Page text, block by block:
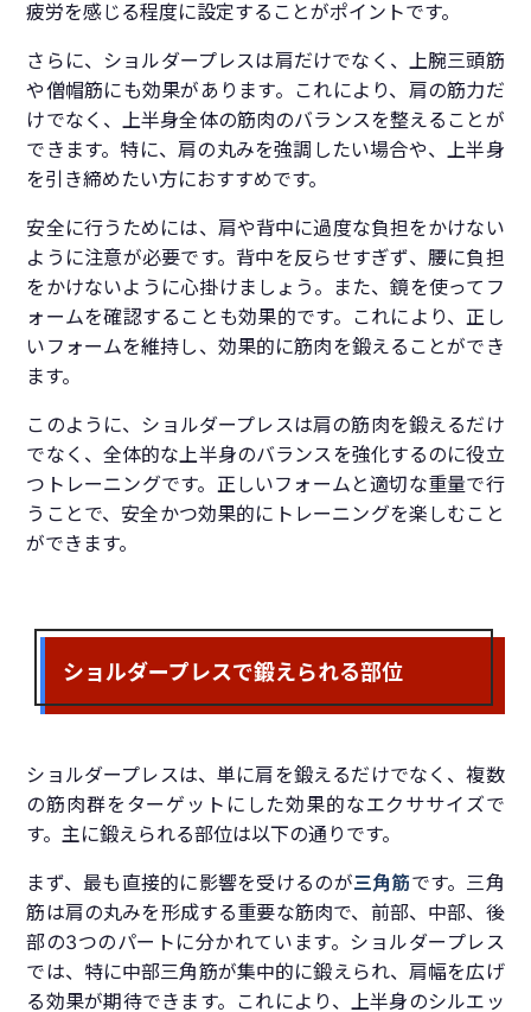
疲労を感じる程度に設定することがポイントです。
さらに、ショルダープレスは肩だけでなく、上腕三頭筋
や僧帽筋にも効果があります。これにより、肩の筋力だ
けでなく、上半身全体の筋肉のバランスを整えることが
できます。特に、肩の丸みを強調したい場合や、上半身
を引き締めたい方におすすめです。
安全に行うためには、肩や背中に過度な負担をかけない
ように注意が必要です。背中を反らせすぎず、腰に負担
をかけないように心掛けましょう。また、鏡を使ってフ
ォームを確認することも効果的です。これにより、正し
いフォームを維持し、効果的に筋肉を鍛えることができ
ます。
このように、ショルダープレスは肩の筋肉を鍛えるだけ
でなく、全体的な上半身のバランスを強化するのに役立
つトレーニングです。正しいフォームと適切な重量で行
うことで、安全かつ効果的にトレーニングを楽しむこと
ができます。
ショルダープレスで鍛えられる部位
ショルダープレスは、単に肩を鍛えるだけでなく、複数
の筋肉群をターゲットにした効果的なエクササイズで
す。主に鍛えられる部位は以下の通りです。
まず、最も直接的に影響を受けるのが三角筋です。三角
筋は肩の丸みを形成する重要な筋肉で、前部、中部、後
部の3つのパートに分かれています。ショルダープレス
では、特に中部三角筋が集中的に鍛えられ、肩幅を広げ
る効果が期待できます。これにより、上半身のシルエッ